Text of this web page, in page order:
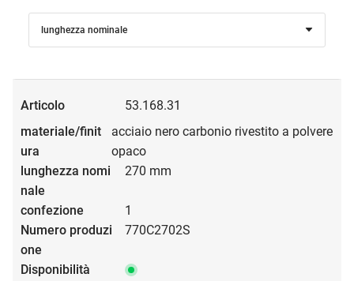
lunghezza nominale
53.168.31
acciaio nero carbonio rivestito a polvere
opaco
270 mm
1
770C2702S